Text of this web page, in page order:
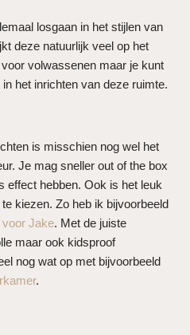
losgaan in het stijlen van
deze natuurlijk veel op het
volwassenen maar je kunt
het inrichten van deze ruimte.
is misschien nog wel het
Je mag sneller out of the box
effect hebben. Ook is het leuk
kiezen. Zo heb ik bijvoorbeeld
Jake. Met de juiste
maar ook kidsproof
nog wat op met bijvoorbeeld
.